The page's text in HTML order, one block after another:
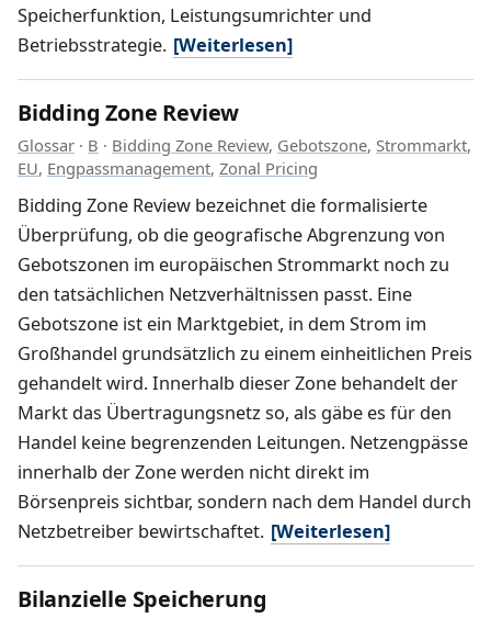
Speicherfunktion, Leistungsumrichter und
Betriebsstrategie. [Weiterlesen]
Bidding Zone Review
Glossar · B · Bidding Zone Review, Gebotszone, Strommarkt,
EU, Engpassmanagement, Zonal Pricing
Bidding Zone Review bezeichnet die formalisierte
Überprüfung, ob die geografische Abgrenzung von
Gebotszonen im europäischen Strommarkt noch zu
den tatsächlichen Netzverhältnissen passt. Eine
Gebotszone ist ein Marktgebiet, in dem Strom im
Großhandel grundsätzlich zu einem einheitlichen Preis
gehandelt wird. Innerhalb dieser Zone behandelt der
Markt das Übertragungsnetz so, als gäbe es für den
Handel keine begrenzenden Leitungen. Netzengpässe
innerhalb der Zone werden nicht direkt im
Börsenpreis sichtbar, sondern nach dem Handel durch
Netzbetreiber bewirtschaftet. [Weiterlesen]
Bilanzielle Speicherung